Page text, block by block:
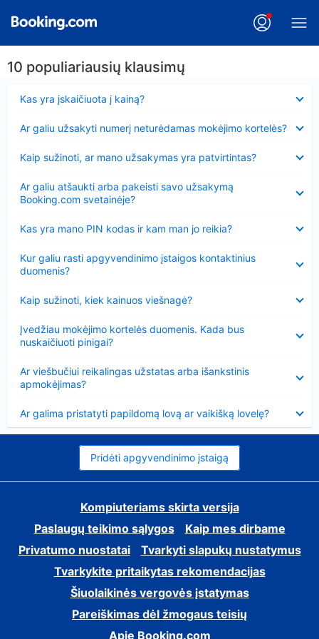
10 populiariausių klausimų
Kas yra įskaičiuota į kainą?
Ar galiu užsakyti numerį neturėdamas mokėjimo kortelės?
Kaip sužinoti, ar mano užsakymas yra patvirtintas?
Ar galiu atšaukti arba pakeisti savo užsakymą
Booking.com svetainėje?
Kas yra mano PIN kodas ir kam man jo reikia?
Kur galiu rasti apgyvendinimo įstaigos kontaktinius
duomenis?
Kaip sužinoti, kiek kainuos viešnagė?
Įvedžiau mokėjimo kortelės duomenis. Kada bus
nuskaičiuoti pinigai?
Ar viešbučiui reikalingas užstatas arba išankstinis
apmokėjimas?
Ar galima pristatyti papildomą lovą ar vaikišką lovelę?
Pridėti apgyvendinimo įstaigą
Kompiuteriams skirta versija
Paslaugų teikimo sąlygos
Kaip mes dirbame
Privatumo nuostatai
Tvarkyti slapukų nustatymus
Tvarkykite pritaikytas rekomendacijas
Šiuolaikinės vergovės įstatymas
Pareiškimas dėl žmogaus teisių
Apie Booking.com